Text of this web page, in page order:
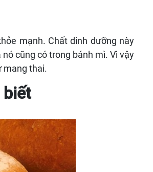
mạnh. Chất dinh dưỡng này
cũng có trong bánh mì. Vì vậy
mang thai.
biết